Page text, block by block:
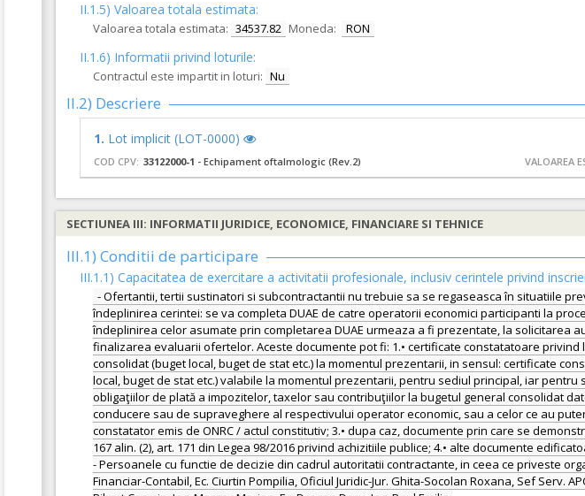
II.1.5) Valoarea totala estimata:
Valoarea totala estimata: 34537.82 Moneda: RON
II.1.6) Informatii privind loturile:
Contractul este impartit in loturi: Nu
II.2) Descriere
1. Lot implicit (LOT-0000)
COD CPV: 33122000-1 - Echipament oftalmologic (Rev.2) VALOAREA
SECTIUNEA III: INFORMATII JURIDICE, ECONOMICE, FINANCIARE SI TEHNICE
III.1) Conditii de participare
III.1.1) Capacitatea de exercitare a activitatii profesionale, inclusiv cerintele privind
- Ofertantii, tertii sustinatori si subcontractantii nu trebuie sa se regaseasca în situatiile
îndeplinirea cerintei: se va completa DUAE de catre operatorii economici participanti la
îndeplinirea celor asumate prin completarea DUAE urmeaza a fi prezentate, la solicitarea
finalizarea evaluarii ofertelor. Aceste documente pot fi: 1.• certificate constatatoare
consolidat (buget local, buget de stat etc.) la momentul prezentarii, in sensul: certificate
local, buget de stat etc.) valabile la momentul prezentarii, pentru sediul principal, iar
obligaţiilor de plată a impozitelor, taxelor sau contribuţiilor la bugetul general consolidat
conducere sau de supraveghere al respectivului operator economic, sau a celor ce au
constatator emis de ONRC / actul constitutiv; 3.• dupa caz, documente prin care se
167 alin. (2), art. 171 din Legea 98/2016 privind achizitiile publice; 4.• alte documente
- Persoanele cu functie de decizie din cadrul autoritatii contractante, in ceea ce priveste
Financiar-Contabil, Ec. Ciurtin Pompilia, Oficiul Juridic-Jur. Ghita-Socolan Roxana, Sef Serv.